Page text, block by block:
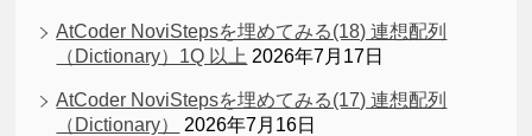
AtCoder NoviStepsを埋めてみる(18) 連想配列
（Dictionary）1Q 以上 2026年7月17日
AtCoder NoviStepsを埋めてみる(17) 連想配列
（Dictionary）
2026年7月16日